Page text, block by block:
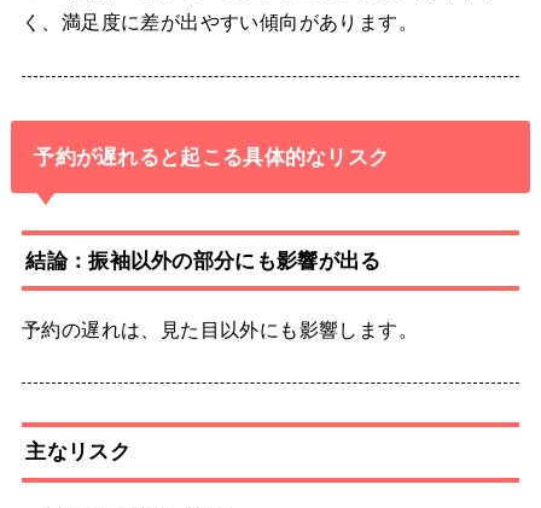
く、満足度に差が出やすい傾向があります。
予約が遅れると起こる具体的なリスク
結論：振袖以外の部分にも影響が出る
予約の遅れは、見た目以外にも影響します。
主なリスク